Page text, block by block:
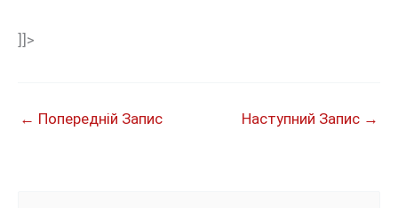
]]>
← Попередній Запис Наступний Запис →